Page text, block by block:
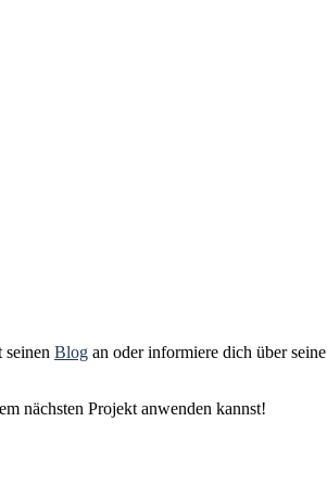
seinen Blog an oder informiere dich über seine
nächsten Projekt anwenden kannst!